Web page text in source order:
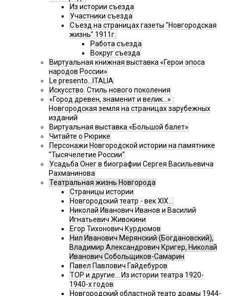
Из истории съезда
Участники съезда
Cъезд на страницах газеты "Новгородская
жизнь" 1911г.
Работа съезда
Вокруг съезда
Виртуальная книжная выставка «Герои эпоса
народов России»
Le presento...ITALIA
Искусство. Стиль нового поколения
«Город древен, знаменит и велик…» :
Новгородская земля на страницах зарубежных
изданий
Виртуальная выставка «Большой балет»
Читайте о Рюрике
Персонажи Новгородской истории на памятнике
"Тысячелетие России"
Усадьба Онег в биографии Сергея Васильевича
Рахманинова
Театральная жизнь Новгорода
Страницы истории
Новгородский театр - век XIX…
Николай Иванович Иванов и Василий
Игнатьевич Живокини
Егор Тихонович Курдюмов
Нил Иванович Мерянский (Богдановский),
Владимир Александрович Кригер, Николай
Иванович Собольщиков-Самарин
Павел Павлович Гайдебуров
ТОР и другие… Из истории театра 1920-
1940-х годов
Новгородский областной театр драмы 1944-